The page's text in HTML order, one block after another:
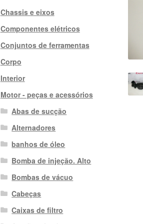
Chassis e eixos
Componentes elétricos
Conjuntos de ferramentas
Corpo
Interior
Motor - peças e acessórios
Abas de sucção
Alternadores
banhos de óleo
Bomba de injeção. Alto
Bombas de vácuo
Cabeças
Caixas de filtro